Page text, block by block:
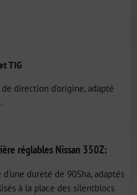
TIG
direction d'origine, adapté
réglables Nissan 350Z:
dureté de 90Sha, adaptés
à la place des silentblocs